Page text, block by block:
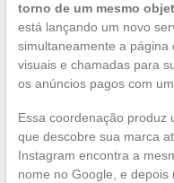
torno de um mesmo
está lançando um novo
simultaneamente a página
visuais e chamadas para
os anúncios pagos com
Essa coordenação produz
que descobre sua marca
Instagram encontra a
nome no Google, e